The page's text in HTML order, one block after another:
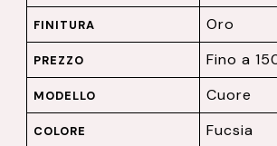
FINITURA Oro
PREZZO Fino a
MODELLO Cuore
COLORE Fucsia